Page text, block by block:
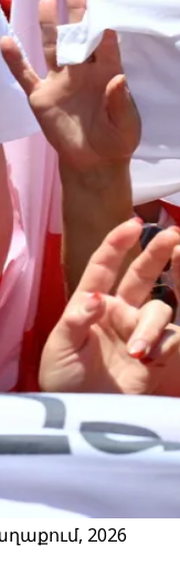
2026